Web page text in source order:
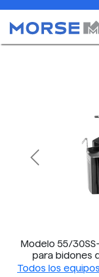
Modelo 55/
para bidones
Previous
Todos los equipos